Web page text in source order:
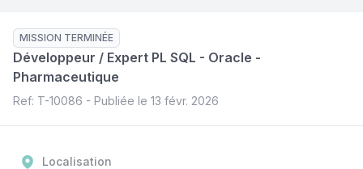
Développeur / Expert PL SQL - Oracle -
Pharmaceutique
MISSION TERMINÉE
Ref: T-10086 - Publiée le 13 févr. 2026
Localisation